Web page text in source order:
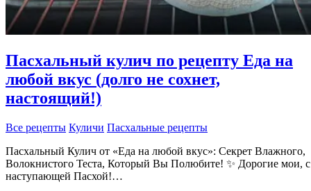
Пасхальный кулич по рецепту Еда на
любой вкус (долго не сохнет,
настоящий!)
Все рецепты Куличи Пасхальные рецепты
Пасхальный Кулич от «Еда на любой вкус»: Секрет Влажного,
Волокнистого Теста, Который Вы Полюбите! ✨ Дорогие мои, с
наступающей Пасхой!…